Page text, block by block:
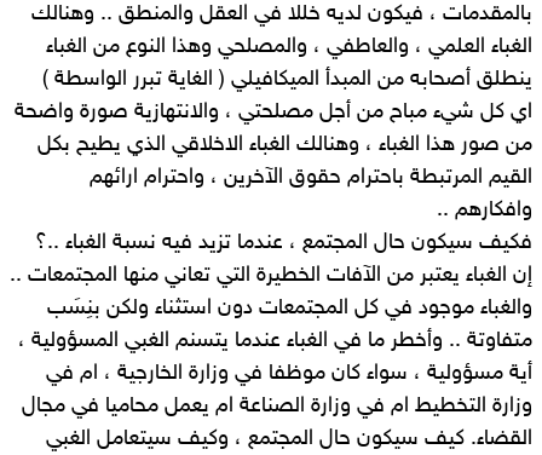
بالمقدمات ، فيكون لديه خللا في العقل والمنطق .. وهنالك
الغباء العلمي ، والعاطفي ، والمصلحي وهذا النوع من الغباء
ينطلق أصحابه من المبدأ الميكافيلي ( الغاية تبرر الواسطة )
اي كل شيء مباح من أجل مصلحتي ، والانتهازية صورة واضحة
من صور هذا الغباء ، وهنالك الغباء الاخلاقي الذي يطيح بكل
القيم المرتبطة باحترام حقوق الآخرين ، واحترام ارائهم
وافكارهم ..
فكيف سيكون حال المجتمع ، عندما تزيد فيه نسبة الغباء ..؟
إن الغباء يعتبر من الآفات الخطيرة التي تعاني منها المجتمعات ..
والغباء موجود في كل المجتمعات دون استثناء ولكن بنِسَب
متفاوتة .. وأخطر ما في الغباء عندما يتسنم الغبي المسؤولية ،
أية مسؤولية ، سواء كان موظفا في وزارة الخارجية ، ام في
وزارة التخطيط ام في وزارة الصناعة ام يعمل محاميا في مجال
القضاء. كيف سيكون حال المجتمع ، وكيف سيتعامل الغبي